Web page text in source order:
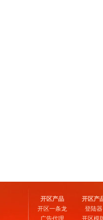
开区产品
开区一条龙
广告代理
开区产
登陆器
开区模